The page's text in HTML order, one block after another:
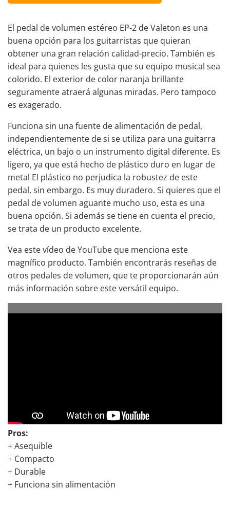
El pedal de volumen estéreo EP-2 de Valeton es una
buena opción para los guitarristas que quieran
obtener una gran relación calidad-precio. También es
ideal para quienes les gusta que su equipo musical sea
colorido. El exterior de color naranja brillante
seguramente atraerá algunas miradas. Pero tampoco
es exagerado.
Funciona sin una fuente de alimentación de pedal,
independientemente de si se utiliza para una guitarra
eléctrica, un bajo o un instrumento digital diferente. Es
ligero, ya que está hecho de plástico duro en lugar de
metal El plástico no perjudica la robustez de este
pedal, sin embargo. Es muy duradero. Si quieres que el
pedal de volumen aguante mucho uso, esta es una
buena opción. Si además se tiene en cuenta el precio,
se trata de un producto excelente.
Vea este vídeo de YouTube que menciona este
magnífico producto. También encontrarás reseñas de
otros pedales de volumen, que te proporcionarán aún
más información sobre este versátil equipo.
Pros:
+ Asequible
+ Compacto
+ Durable
+ Funciona sin alimentación